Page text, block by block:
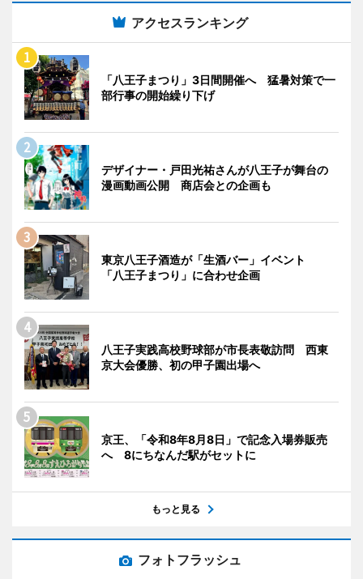
アクセスランキング
「八王子まつり」3日間開催へ 猛暑対策で一
部行事の開始繰り下げ
デザイナー・戸田光祐さんが八王子が舞台の
漫画動画公開 商店会との企画も
東京八王子酒造が「生酒バー」イベント
「八王子まつり」に合わせ企画
八王子実践高校野球部が市長表敬訪問 西東
京大会優勝、初の甲子園出場へ
京王、「令和8年8月8日」で記念入場券販売
へ 8にちなんだ駅がセットに
もっと見る
フォトフラッシュ